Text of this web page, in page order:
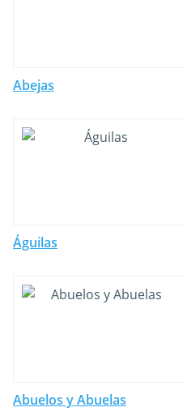
Abejas
Águilas
Abuelos y Abuelas